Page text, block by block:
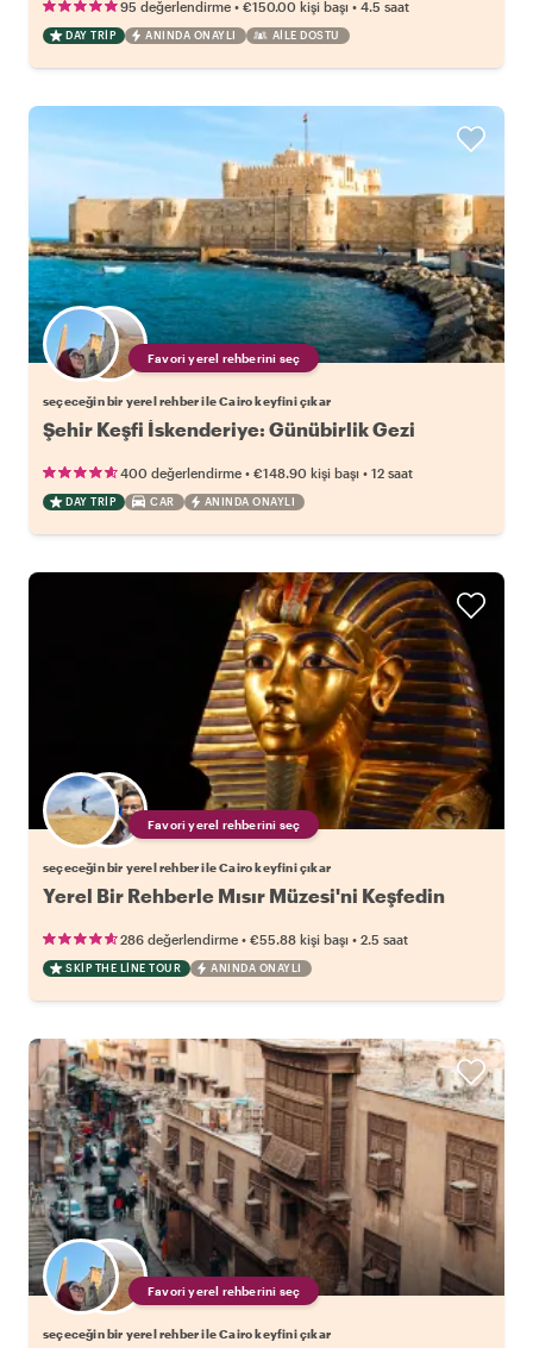
95 değerlendirme • €150.00 kişi başı • 4.5 saat
DAY TRIP ANINDA ONAYLI AILE DOSTU
Favori yerel rehberini seç
seçeceğin bir yerel rehber ile Cairo keyfini çıkar
Şehir Keşfi İskenderiye: Günübirlik Gezi
400 değerlendirme • €148.90 kişi başı • 12 saat
DAY TRIP CAR ANINDA ONAYLI
Favori yerel rehberini seç
seçeceğin bir yerel rehber ile Cairo keyfini çıkar
Yerel Bir Rehberle Mısır Müzesi'ni Keşfedin
286 değerlendirme • €55.88 kişi başı • 2.5 saat
SKIP THE LINE TOUR ANINDA ONAYLI
Favori yerel rehberini seç
seçeceğin bir yerel rehber ile Cairo keyfini çıkar